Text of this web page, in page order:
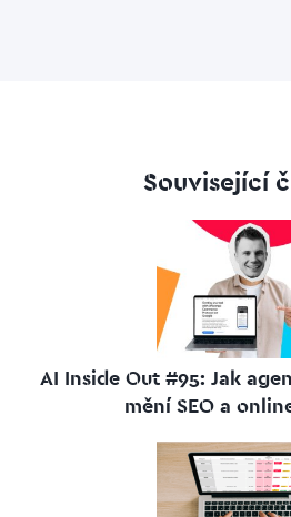
Související
AI Inside Out #95: Jak
mění SEO a